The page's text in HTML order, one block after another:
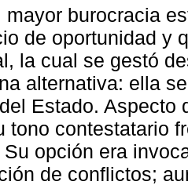
mayor burocracia
de oportunidad y
la cual se gestó
alternativa: ella
Estado. Aspecto
tono contestatario
Su opción era
de conflictos;